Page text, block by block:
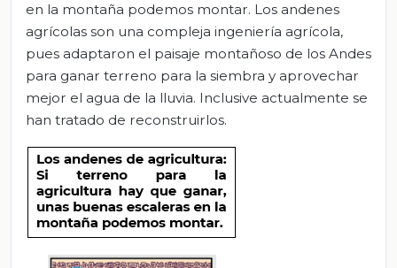
en la montaña podemos montar. Los andenes
agrícolas son una compleja ingeniería agrícola,
pues adaptaron el paisaje montañoso de los Andes
para ganar terreno para la siembra y aprovechar
mejor el agua de la lluvia. Inclusive actualmente se
han tratado de reconstruirlos.